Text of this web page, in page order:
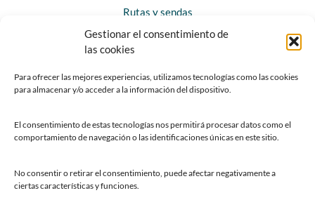
Gestionar el consentimiento de
las cookies
Para ofrecer las mejores experiencias, utilizamos tecnologías como las cookies
para almacenar y/o acceder a la información del dispositivo.
El consentimiento de estas tecnologías nos permitirá procesar datos como el
comportamiento de navegación o las identificaciones únicas en este sitio.
No consentir o retirar el consentimiento, puede afectar negativamente a
ciertas características y funciones.
Rutas y sendas
Horarios y contacto
Teléfonos de interés
Chatbot Siero
SEDES ELECTRÓNICAS
Sede del Ayuntamiento de Siero